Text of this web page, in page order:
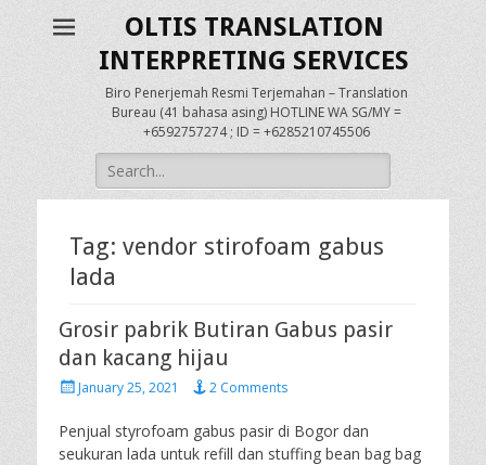
OLTIS TRANSLATION
INTERPRETING SERVICES
Biro Penerjemah Resmi Terjemahan – Translation
Bureau (41 bahasa asing) HOTLINE WA SG/MY =
+6592757274 ; ID = +6285210745506
Search
for:
Tag: vendor stirofoam gabus
lada
Grosir pabrik Butiran Gabus pasir
dan kacang hijau
PostedJanuary 25, 2021 2 Comments
Penjual styrofoam gabus pasir di Bogor dan
seukuran lada untuk refill dan stuffing bean bag bag